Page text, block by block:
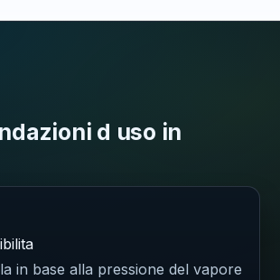
d uso in
in base alla pressione del vapore